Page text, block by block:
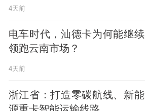
4天前
电车时代，汕德卡为何能继续
领跑云南市场？
4天前
浙江省：打造零碳航线、新能
源重卡智能运输线路